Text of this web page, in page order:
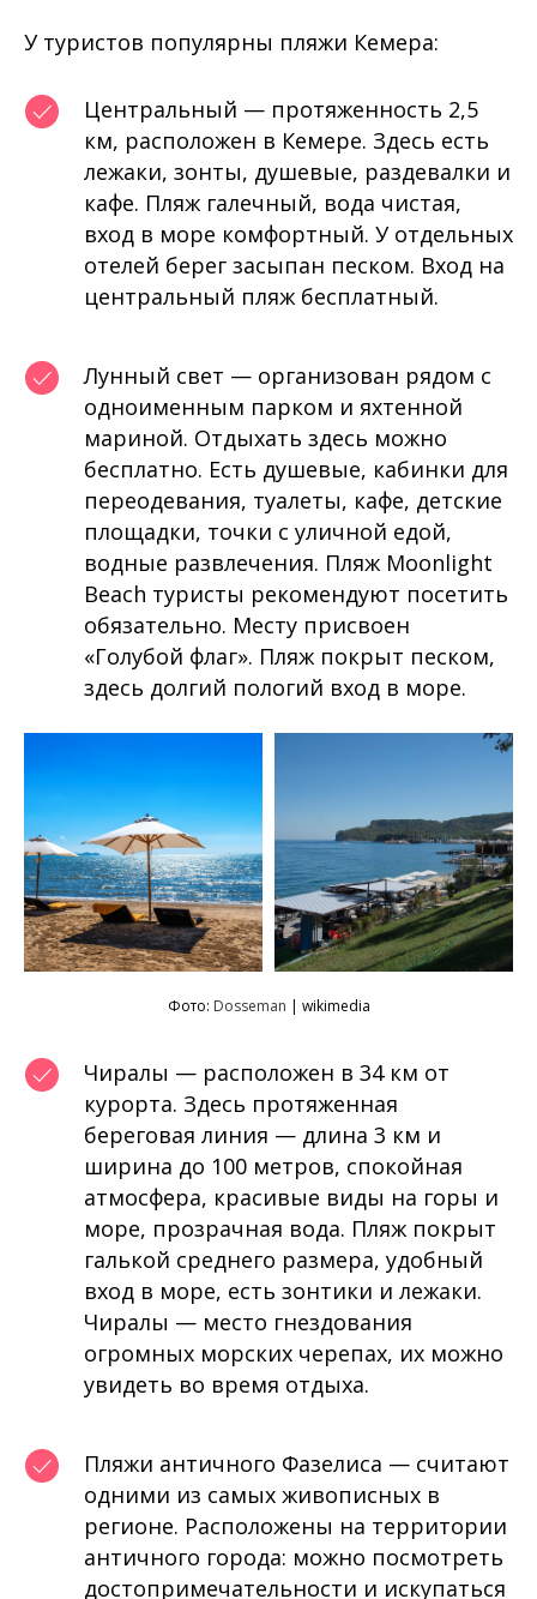
У туристов популярны пляжи Кемера:
Центральный — протяженность 2,5
км, расположен в Кемере. Здесь есть
лежаки, зонты, душевые, раздевалки и
кафе. Пляж галечный, вода чистая,
вход в море комфортный. У отдельных
отелей берег засыпан песком. Вход на
центральный пляж бесплатный.
Лунный свет — организован рядом с
одноименным парком и яхтенной
мариной. Отдыхать здесь можно
бесплатно. Есть душевые, кабинки для
переодевания, туалеты, кафе, детские
площадки, точки с уличной едой,
водные развлечения. Пляж Moonlight
Beach туристы рекомендуют посетить
обязательно. Месту присвоен
«Голубой флаг». Пляж покрыт песком,
здесь долгий пологий вход в море.
Фото: Dosseman | wikimedia
Чиралы — расположен в 34 км от
курорта. Здесь протяженная
береговая линия — длина 3 км и
ширина до 100 метров, спокойная
атмосфера, красивые виды на горы и
море, прозрачная вода. Пляж покрыт
галькой среднего размера, удобный
вход в море, есть зонтики и лежаки.
Чиралы — место гнездования
огромных морских черепах, их можно
увидеть во время отдыха.
Пляжи античного Фазелиса — считают
одними из самых живописных в
регионе. Расположены на территории
античного города: можно посмотреть
достопримечательности и искупаться